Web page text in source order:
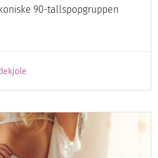
90-tallspopgruppen